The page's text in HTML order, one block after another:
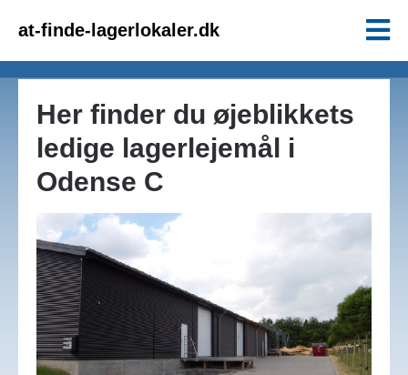
at-finde-lagerlokaler.dk
Her finder du øjeblikkets
ledige lagerlejemål i
Odense C